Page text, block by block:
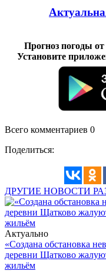
Прогноз погоды
Установите
Всего комментариев 0
Поделиться:
ДРУГИЕ НОВОСТИ
Актуально
«Создана обстановка
деревни Щатково
жильём